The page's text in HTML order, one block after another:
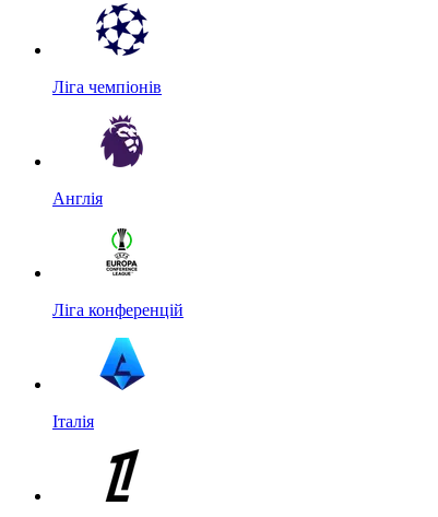
Ліга чемпіонів
Англія
Ліга конференцій
Італія